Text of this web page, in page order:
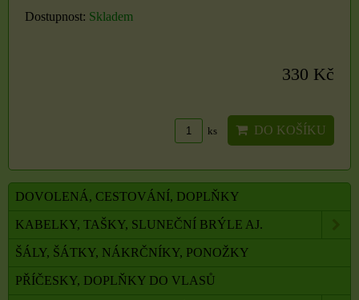
Dostupnost: Skladem
330 Kč
ks DO KOŠÍKU
DOVOLENÁ, CESTOVÁNÍ, DOPLŇKY
KABELKY, TAŠKY, SLUNEČNÍ BRÝLE AJ.
ŠÁLY, ŠÁTKY, NÁKRČNÍKY, PONOŽKY
PŘÍČESKY, DOPLŇKY DO VLASŮ